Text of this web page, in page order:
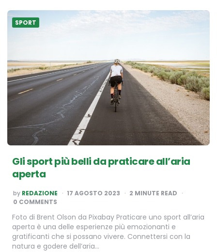
SPORT
Gli sport più belli da praticare all’aria
aperta
POSTED
BY
by REDAZIONE 17 AGOSTO 2023 2 MINUTE READ
0 COMMENTS
Foto di Brent Olson da Pixabay Praticare uno sport all’aria
aperta è una delle esperienze più emozionanti e
gratificanti che si possano vivere. Connettersi con la
natura e godere dell’aria…